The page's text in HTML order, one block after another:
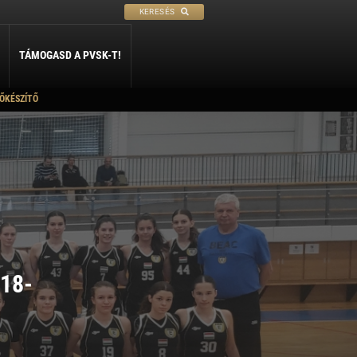
KERESÉS
PETANQUE
Petanque
Sí Szakosztály
TÁMOGASD A PVSK-T!
párbaja